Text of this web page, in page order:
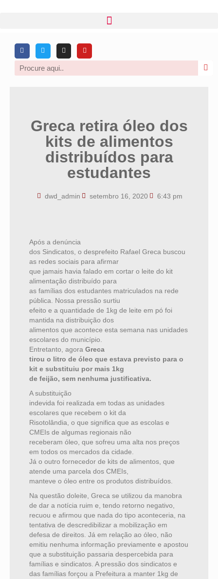
Greca retira óleo dos
kits de alimentos
distribuídos para
estudantes
dwd_admin setembro 16, 2020 6:43 pm
Após a denúncia
dos Sindicatos, o desprefeito Rafael Greca buscou
as redes sociais para afirmar
que jamais havia falado em cortar o leite do kit
alimentação distribuído para
as famílias dos estudantes matriculados na rede
pública. Nossa pressão surtiu
efeito e a quantidade de 1kg de leite em pó foi
mantida na distribuição dos
alimentos que acontece esta semana nas unidades
escolares do município.
Entretanto, agora Greca
tirou o litro de óleo que estava previsto para o
kit e substituiu por mais 1kg
de feijão, sem nenhuma justificativa.
A substituição
indevida foi realizada em todas as unidades
escolares que recebem o kit da
Risotolândia, o que significa que as escolas e
CMEIs de algumas regionais não
receberam óleo, que sofreu uma alta nos preços
em todos os mercados da cidade.
Já o outro fornecedor de kits de alimentos, que
atende uma parcela dos CMEIs,
manteve o óleo entre os produtos distribuídos.
Na questão doleite, Greca se utilizou da manobra
de dar a notícia ruim e, tendo retorno negativo,
recuou e afirmou que nada do tipo aconteceria, na
tentativa de descredibilizar a mobilização em
defesa de direitos. Já em relação ao óleo, não
emitiu nenhuma informação previamente e apostou
que a substituição passaria despercebida para
famílias e sindicatos. A pressão dos sindicatos e
das famílias forçou a Prefeitura a manter 1kg de